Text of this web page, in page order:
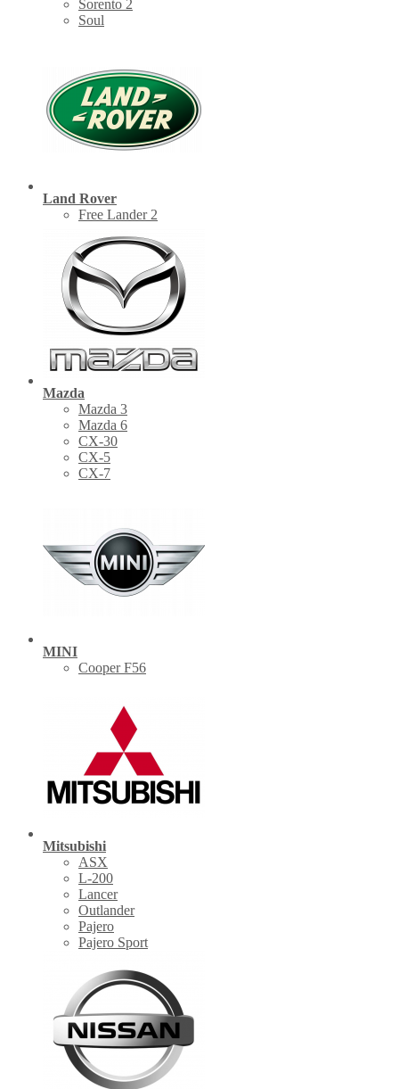
Sorento 2
Soul
Land Rover
Free Lander 2
Mazda
Mazda 3
Mazda 6
CX-30
СХ-5
CX-7
MINI
Cooper F56
Mitsubishi
ASX
L-200
Lancer
Outlander
Pajero
Pajero Sport